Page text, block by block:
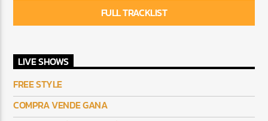
FULL TRACKLIST
LIVE SHOWS
FREE STYLE
COMPRA VENDE GANA